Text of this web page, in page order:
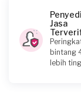
Jakarta Timur,
Request Fulfilled
Kurang dari
Jasa
bintang
lebih